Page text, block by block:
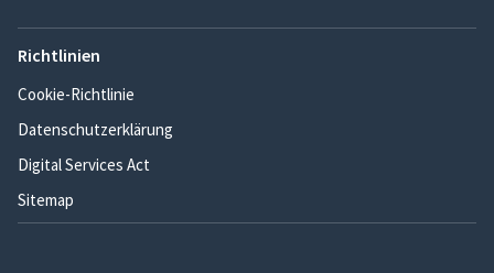
Richtlinien
Cookie-Richtlinie
Datenschutzerklärung
Digital Services Act
Sitemap